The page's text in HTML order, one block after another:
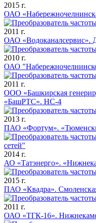
2015 г.
ОАО
2011 г.
ОАО «Водоканалсервис».
2010 г.
ОАО
2011 г.
ООО «Башкирская
«БашРТС». НС-4
2013 г.
ПАО «Фортум».
2014 г.
АО «Татэнерго».
2015 г.
ПАО «Квадра».
2011 г.
ОАО «ТГК-16».